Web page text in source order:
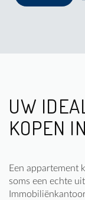
UW
KOPEN
Een appartement
soms een echte